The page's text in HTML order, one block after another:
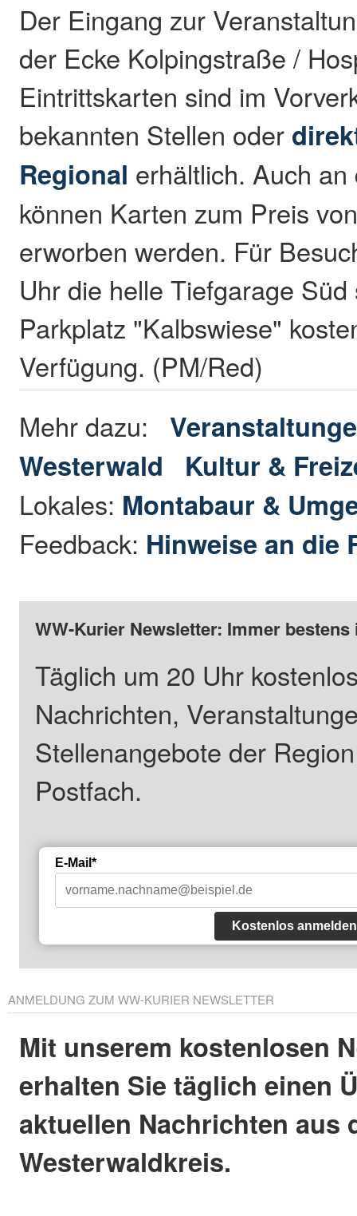
Der Eingang zur
der Ecke Kolpingstraße /
Eintrittskarten sind im
bekannten Stellen oder
Regional erhältlich. Auch
können Karten zum Preis
erworben werden. Für
Uhr die helle Tiefgarage
Parkplatz "Kalbswiese"
Verfügung. (PM/Red)
Mehr dazu:
Westerwald
Kultur &
Lokales: Montabaur &
Feedback: Hinweise an die
WW-Kurier Newsletter: Immer
Täglich um 20 Uhr
Nachrichten,
Stellenangebote der
Postfach.
E-Mail*
Kostenlos anmelden
ANMELDUNG ZUM WW-KURIER NEWSLETTER
Mit unserem kostenlosen
erhalten Sie täglich einen
aktuellen Nachrichten aus
Westerwaldkreis.